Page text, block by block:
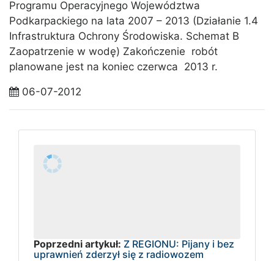
Programu Operacyjnego Województwa
Podkarpackiego na lata 2007 – 2013 (Działanie 1.4
Infrastruktura Ochrony Środowiska. Schemat B
Zaopatrzenie w wodę) Zakończenie robót
planowane jest na koniec czerwca 2013 r.
06-07-2012
Poprzedni artykuł: Z REGIONU: Pijany i bez
uprawnień zderzył się z radiowozem